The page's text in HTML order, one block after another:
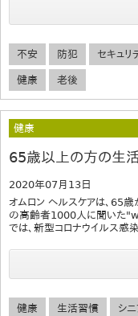
不安 防犯 セキュリ
健康 老後
健康
65歳以上の方の生
2020年07月13日
オムロン ヘルスケアは、65
の高齢者1000人に聞いた
では、新型コロナウイルス感
健康 生活習慣 シ